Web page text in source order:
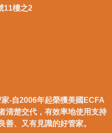
11樓之2
-自2006年起榮獲美國ECFA
清楚交代，有效率地使用支持
善、又有見識的好管家。